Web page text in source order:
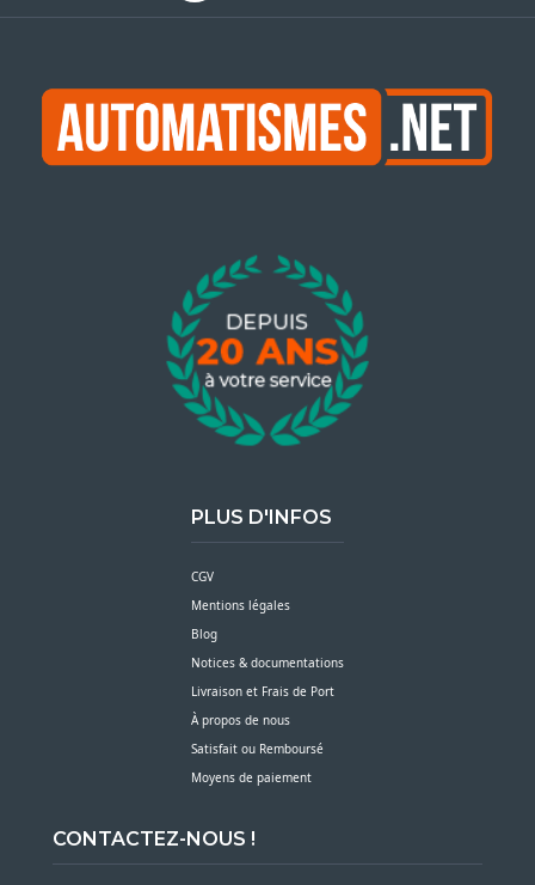
PLUS D'INFOS
CGV
Mentions légales
Blog
Notices & documentations
Livraison et Frais de Port
À propos de nous
Satisfait ou Remboursé
Moyens de paiement
CONTACTEZ-NOUS !